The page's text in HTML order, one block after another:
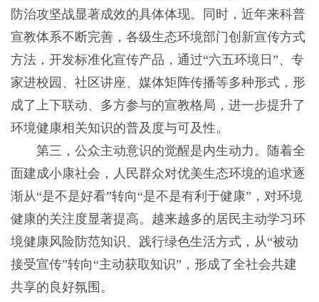
防治攻坚战显著成效的具体体现。同时，近年来科普
宣教体系不断完善，各级生态环境部门创新宣传方式
方法，开发标准化宣传产品，通过“六五环境日”、专
家进校园、社区讲座、媒体矩阵传播等多种形式，形
成了上下联动、多方参与的宣教格局，进一步提升了
环境健康相关知识的普及度与可及性。
第三，公众主动意识的觉醒是内生动力。随着全
面建成小康社会，人民群众对优美生态环境的追求逐
渐从“是不是好看”转向“是不是有利于健康”，对环境
健康的关注度显著提高。越来越多的居民主动学习环
境健康风险防范知识、践行绿色生活方式，从“被动
接受宣传”转向“主动获取知识”，形成了全社会共建
共享的良好氛围。